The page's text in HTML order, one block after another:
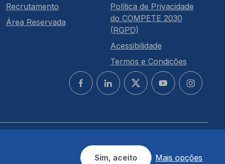
Sim, aceito Mais opções
Recrutamento
Área Reservada
Política de Privacidade
do COMPETE 2030
(RGPD)
Acessibilidade
Termos e Condições